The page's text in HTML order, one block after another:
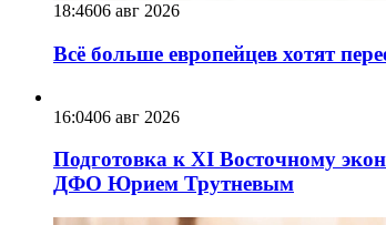
18:4606 авг 2026
Всё больше европейцев хотят
16:0406 авг 2026
Подготовка к XI Восточному
ДФО Юрием Трутневым